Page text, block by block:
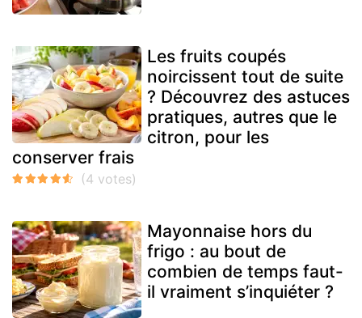
Les fruits coupés
noircissent tout de suite
? Découvrez des astuces
pratiques, autres que le
citron, pour les
conserver frais
Mayonnaise hors du
frigo : au bout de
combien de temps faut-
il vraiment s’inquiéter ?